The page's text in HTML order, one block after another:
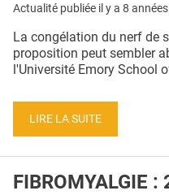
QUI SOMMES-NOUS ?
CONDITIONS GÉNÉRALES
CRÉDITS
Actualité publiée il y a 8
La congélation du nerf de
proposition peut sembler
l'Université Emory School
LIRE LA SUITE
FIBROMYALGIE